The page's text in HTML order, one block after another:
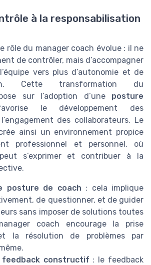
à la responsabilisation
rôle du manager coach évolue : il ne
de contrôler, mais d’accompagner
vers plus d’autonomie et de
Cette transformation du
sur l’adoption d’une posture
le développement des
des collaborateurs. Le
ainsi un environnement propice
professionnel et personnel, où
s’exprimer et contribuer à la
posture de coach : cela implique
de questionner, et de guider
sans imposer de solutions toutes
coach encourage la prise
la résolution de problèmes par
feedback constructif : le feedback